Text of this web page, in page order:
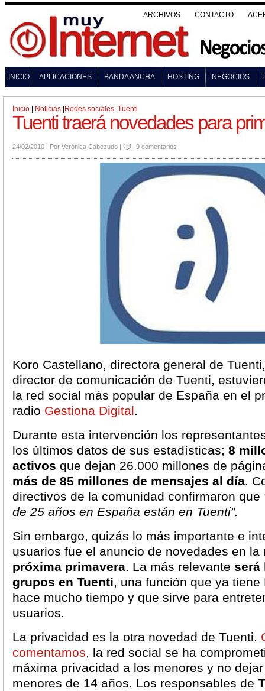
ARCHIVOS CONTACTO
INICIO APLICACIONES BANDA ANCHA HOSTING NEGOCIOS
Inicio Noticias Redes sociales Tuenti
Tuenti traerá novedades para
24/02/2010 | Por Verónica Cabezudo | 9 comentarios
Koro Castellano, directora general de
director de comunicación de Tuenti,
la red social más popular de España en el
radio Gestiona Digital.
Durante esta intervención los
los últimos datos de sus estadísticas; 8
activos que dejan 26.000 millones de
más de 85 millones de mensajes al día.
directivos de la comunidad confirmaron que
de 25 años en España están en Tuenti”.
Sin embargo, quizás lo más importante e
usuarios fue el anuncio de novedades en
próxima primavera. La más relevante será
grupos en Tuenti, una función que ya
hace mucho tiempo y que sirve para
usuarios.
La privacidad es la otra novedad de Tuenti.
comentamos, la red social se ha
máxima privacidad a los menores y no
menores de 14 años. Los responsables de